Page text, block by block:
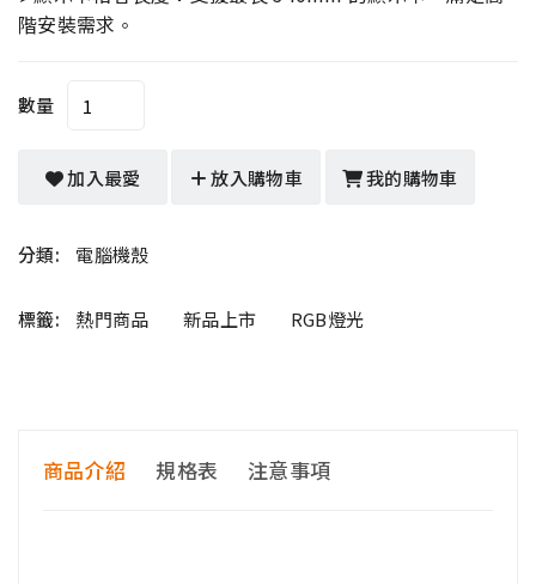
階安裝需求 。
數量
加入最愛 放入購物車 我的購物車
分類: 電腦機殼
標籤: 熱門商品 新品上市 RGB燈光
商品介紹 規格表 注意事項